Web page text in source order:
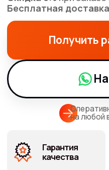
на любой ваш вопрос
Гарантия
Закажите
бейджейдля